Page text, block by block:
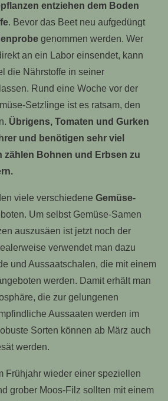
entziehen dem Boden
. Bevor das Beet neu aufgedüngt
genommen werden. Wer
an ein Labor einsendet, kann
die Nährstoffe in seiner
Rund eine Woche vor der
Setzlinge ist es ratsam, den
Übrigens, Tomaten und Gurken
und benötigen sehr viel
zählen Bohnen und Erbsen zu
viele verschiedene Gemüse-
Um selbst Gemüse-Samen
auszusäen ist jetzt noch der
verwendet man dazu
und Aussaatschalen, die mit einem
werden. Damit erhält man
die zur gelungenen
Aussaaten werden im
Sorten können ab März auch
werden.
Frühjahr wieder einer speziellen
grober Moos-Filz sollten mit einem